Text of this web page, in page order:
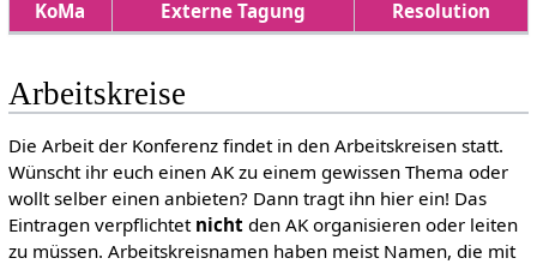
KoMa Externe Tagung Resolution
Arbeitskreise
Die Arbeit der Konferenz findet in den Arbeitskreisen statt.
Wünscht ihr euch einen AK zu einem gewissen Thema oder
wollt selber einen anbieten? Dann tragt ihn hier ein! Das
Eintragen verpflichtet nichtden AK organisieren oder leiten
zu müssen. Arbeitskreisnamen haben meist Namen, die mit